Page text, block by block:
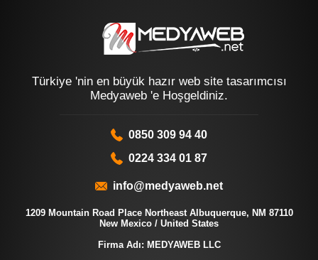
Türkiye 'nin en büyük hazır web site tasarımcısı
Medyaweb 'e Hoşgeldiniz.
0850 309 94 40
0224 334 01 87
info@medyaweb.net
1209 Mountain Road Place Northeast Albuquerque, NM 87110
New Mexico / United States
Firma Adı: MEDYAWEB LLC